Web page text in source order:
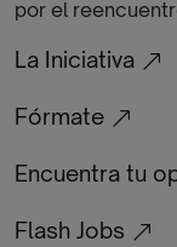
por el
La Iniciativa
Fórmate
Encuentra tu
Flash Jobs